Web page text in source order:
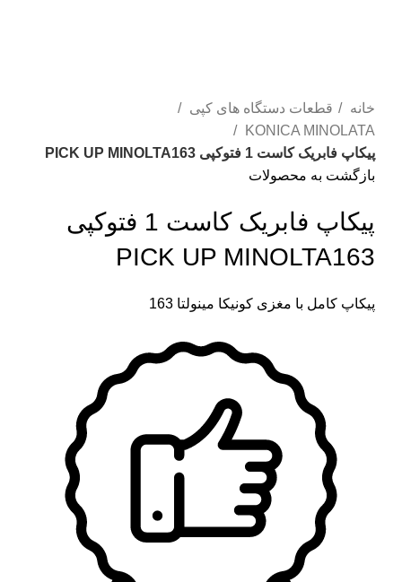
خانه
قطعات دستگاه های کپی
KONICA MINOLATA
پیکاپ فابریک کاست 1 فتوکپی PICK UP MINOLTA163
بازگشت به محصولات
پیکاپ فابریک کاست 1 فتوکپی
PICK UP MINOLTA163
پیکاپ کامل با مغزی کونیکا مینولتا 163